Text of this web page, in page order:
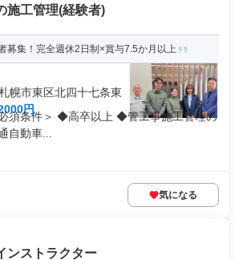
施工管理(経験者)
募集！完全週休2日制×賞与7.5か月以上
幌市東区北四十七条東
円
須条件＞ ◆高卒以上 ◆管工事施工管理の
自動車...
気になる
ンストラクター